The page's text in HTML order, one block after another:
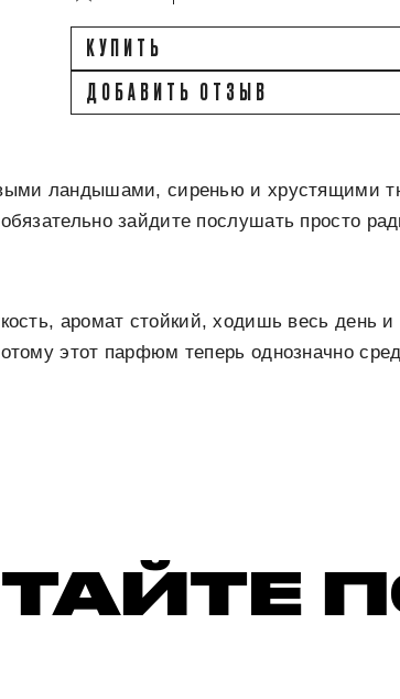
КУПИТЬ
ДОБАВИТЬ ОТЗЫВ
ландышами, сиренью и хрустящими
зайдите послушать просто
аромат стойкий, ходишь весь день
этот парфюм теперь однозначно